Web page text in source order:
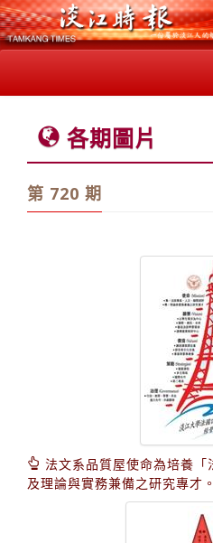
各期圖片
第 720 期
法文系品質屋使命為培養
及理論與實務兼備之研究專才